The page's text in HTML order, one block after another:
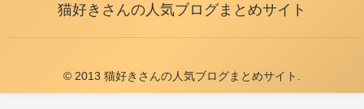
猫好きさんの人気ブログまとめサイト
© 2013 猫好きさんの人気ブログまとめサイト.